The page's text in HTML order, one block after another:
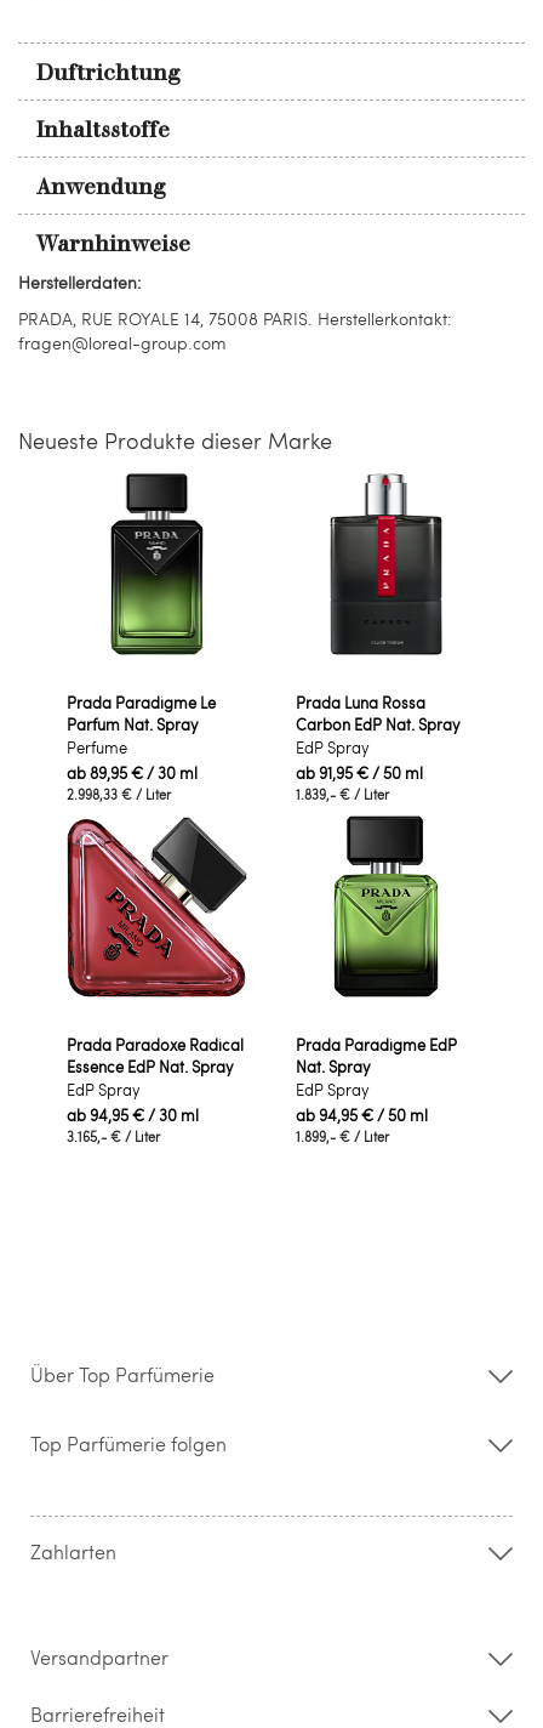
Duftrichtung
Inhaltsstoffe
Anwendung
Warnhinweise
Herstellerdaten:
PRADA, RUE ROYALE 14, 75008 PARIS. Herstellerkontakt:
fragen@loreal-group.com
Neueste Produkte dieser Marke
Prada Paradigme Le
Parfum Nat. Spray
Perfume
ab89,95 €/ 30 ml
2.998,33 € / Liter
Prada Luna Rossa
Carbon EdP Nat. Spray
EdP Spray
ab91,95 €/ 50 ml
1.839,- € / Liter
Prada Paradoxe Radical
Essence EdP Nat. Spray
EdP Spray
ab94,95 €/ 30 ml
3.165,- € / Liter
Prada Paradigme EdP
Nat. Spray
EdP Spray
ab94,95 €/ 50 ml
1.899,- € / Liter
Über Top Parfümerie
Storefinder
Kontakt
Widerrufsrecht & Rückgabebedingungen
Top Parfümerie folgen
Zahlarten
Versandpartner
Barrierefreiheit